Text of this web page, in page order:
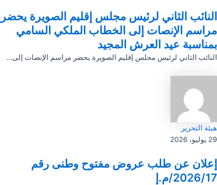
النائب الثاني لرئيس مجلس إقليم الصويرة يحضر
مراسم الإنصات إلى الخطاب الملكي السامي
بمناسبة عيد العرش المجيد
النائب الثاني لرئيس مجلس إقليم الصويرة يحضر مراسم الإنصات إلى...
هيئة التحرير
29 يوليو، 2026
إعلان عن طلب عروض مفتوح وطنى رقم
2026/17/م.إ